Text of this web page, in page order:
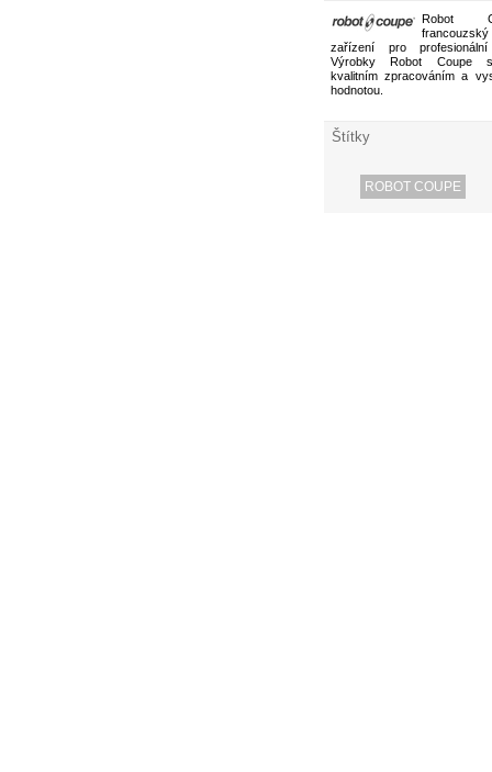
Robot
zařízení pro profesionální
Výrobky Robot Coupe
kvalitním zpracováním a
hodnotou.
Štítky
ROBOT COUPE